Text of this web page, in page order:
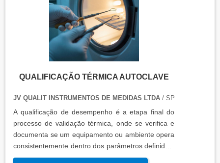
condições funcionais.
QUALIFICAÇÃO TÉRMICA AUTOCLAVE
JV QUALIT INSTRUMENTOS DE MEDIDAS LTDA/ SP
A qualificação de desempenho é a etapa final do
processo de validação térmica, onde se verifica e
documenta se um equipamento ou ambiente opera
consistentemente dentro dos parâmetros definidos,
sob condições reais de uso. Esta qualificação